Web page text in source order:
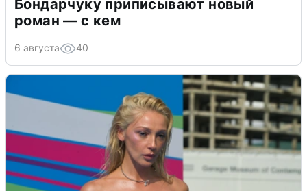
Бондарчуку приписывают новый
роман — с кем
6 августа 40